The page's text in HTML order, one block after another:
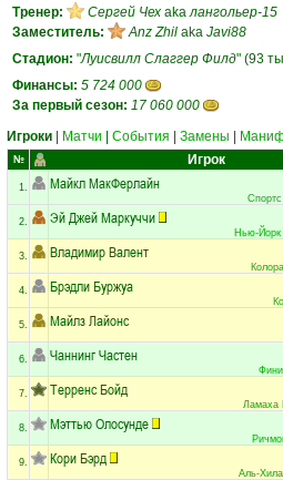
Тренер: Сергей Чех akaлангольер-15
Заместитель:
Anz Zhil aka Javi88
Стадион: "Луисвилл Слаггер Филд" (93
Финансы: 5 724 000
За первый сезон: 17 060 000
Игроки
Матчи События Замены
№ Игрок
1. Майкл МакФерлайн
2. Эй Джей Маркуччи
Нью-
3. Владимир Валент
4. Брэдли Буржуа
5. Майлз Лайонс
6. Чаннинг Частен
7. Терренс Бойд
Ламаха
8. Мэттью Олосунде
9. Кори Бэрд
Аль-